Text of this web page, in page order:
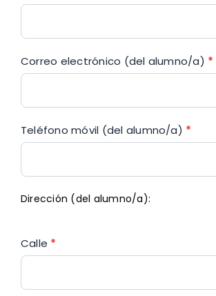
Correo electrónico (del alumno/a) *
Teléfono móvil (del alumno/a) *
Dirección (del alumno/a):
Calle *